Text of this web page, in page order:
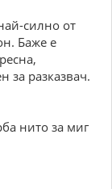
силно от
Баже е
за разказвач.
нито за миг